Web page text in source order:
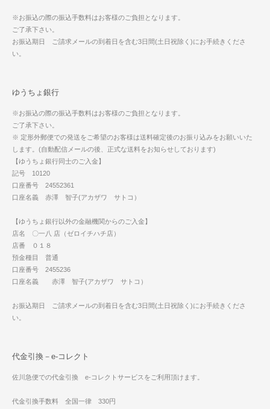
※お振込の際の振込手数料はお客様のご負担となります。
ご了承下さい。
お振込期日 ご請求メールの到着日を含む3日間(土日祝除く)にお手続きくださ
い。
ゆうちょ銀行
※お振込の際の振込手数料はお客様のご負担となります。
ご了承下さい。
※ 定形外郵便での発送をご希望のお客様は送料確定後のお振り込みをお願いいた
します。(自動配信メールの後、正式な送料をお知らせしております)
【ゆうちょ銀行同士のご入金】
記号 10120
口座番号 24552361
口座名義 赤澤 智子(アカザワ サトコ）
【ゆうちょ銀行以外の金融機関からのご入金】
店名 〇一八 店（ゼロイチハチ店）
店番 ０１８
預金種目 普通
口座番号 2455236
口座名義 赤澤 智子(アカザワ サトコ）
お振込期日 ご請求メールの到着日を含む3日間(土日祝除く)にお手続きくださ
い。
代金引換－e-コレクト
佐川急便での代金引換 e-コレクトサービスをご利用頂けます。
代金引換手数料 全国一律 330円